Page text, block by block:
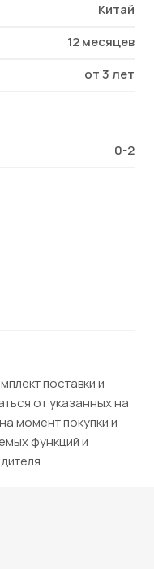
Китай
12 месяцев
от 3 лет
0-2
поставки и
от указанных на
момент покупки и
функций и